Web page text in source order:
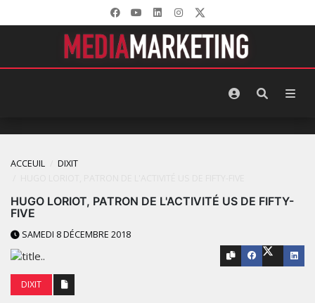
ACCEUIL
DIXIT
HUGO LORIOT, PATRON DE L'ACTIVITÉ US DE FIFTY-
FIVE
SAMEDI 8 DÉCEMBRE 2018
DIXIT